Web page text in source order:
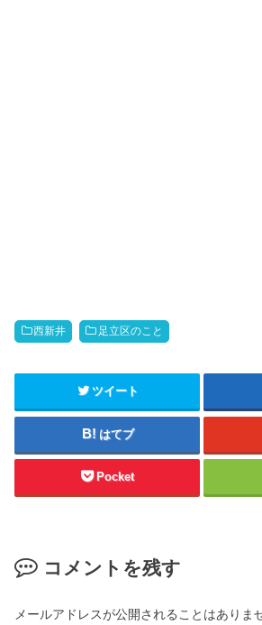
西新井 足立区のこと
ツイート
はてブ
Pocket
コメントを残す
メールアドレスが公開されることはありま